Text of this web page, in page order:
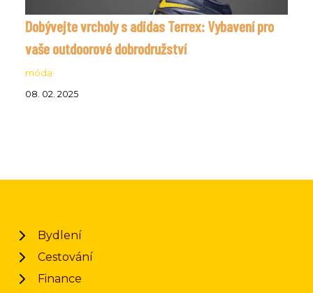
Dobývejte vrcholy s adidas Terrex: Vybavení pro
vaše outdoorové dobrodružství
móda
08. 02. 2025
Bydlení
Cestování
Finance